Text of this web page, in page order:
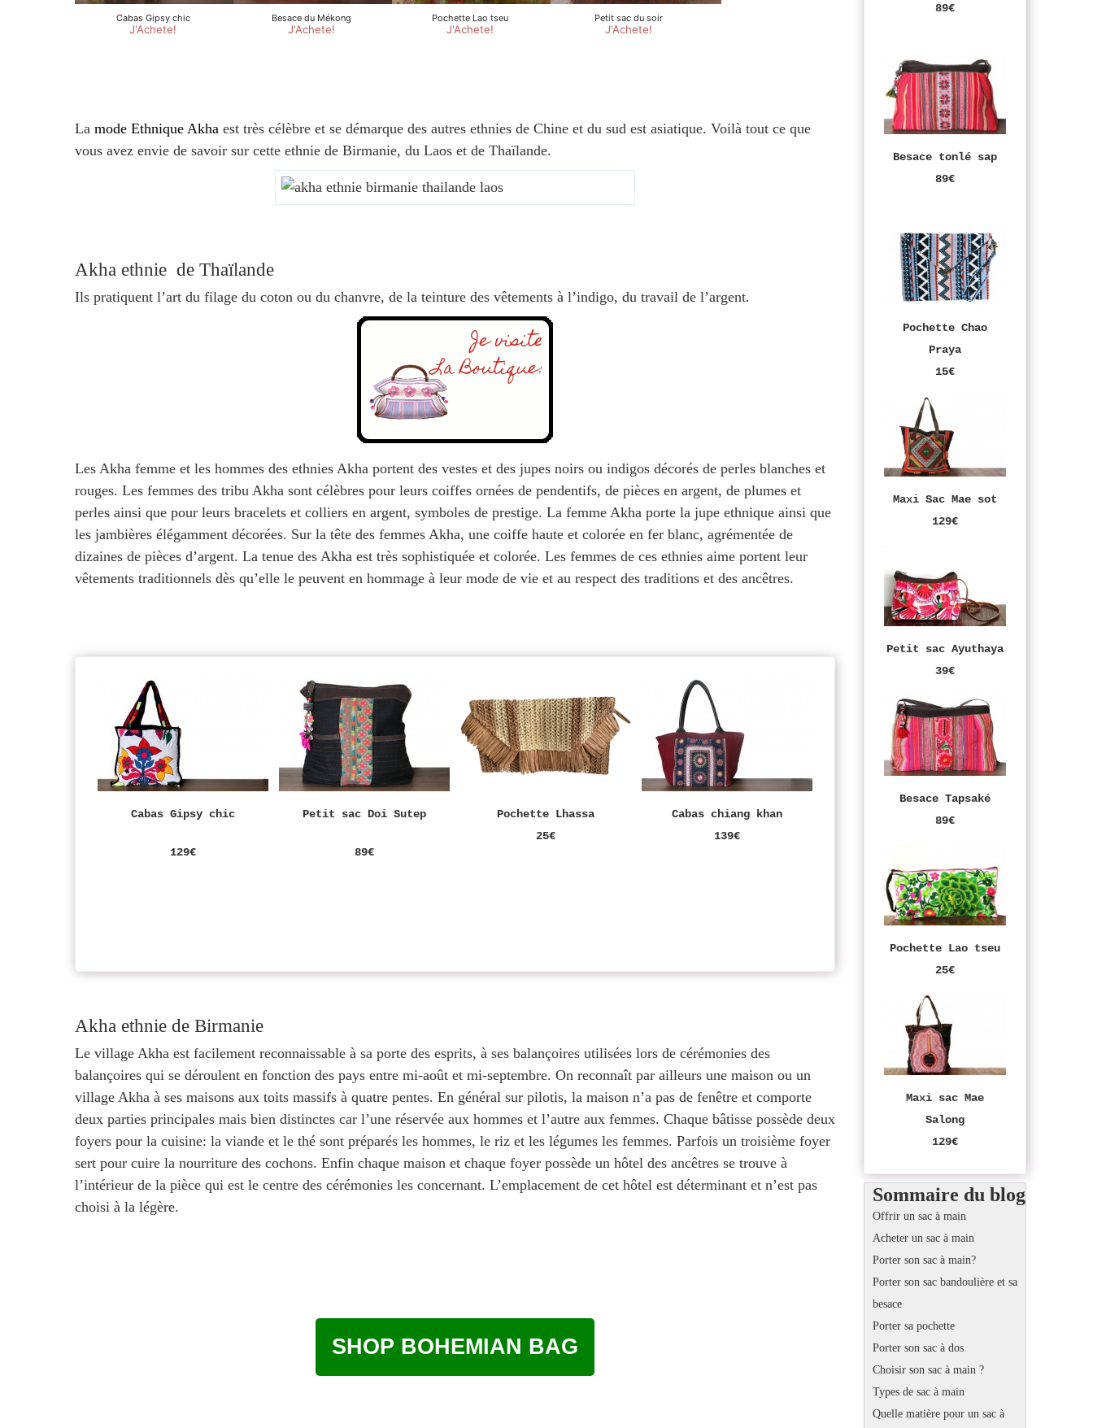
La mode Ethnique Akha est très célèbre et se démarque des autres ethnies de Chine et du sud est asiatique. Voilà tout ce que
vous avez envie de savoir sur cette ethnie de Birmanie, du Laos et de Thaïlande.
Akha ethnie de Thaïlande
Ils pratiquent l’art du filage du coton ou du chanvre, de la teinture des vêtements à l’indigo, du travail de l’argent.
Les Akha femme et les hommes des ethnies Akha portent des vestes et des jupes noirs ou indigos décorés de perles blanches et
rouges. Les femmes des tribu Akha sont célèbres pour leurs coiffes ornées de pendentifs, de pièces en argent, de plumes et
perles ainsi que pour leurs bracelets et colliers en argent, symboles de prestige. La femme Akha porte la jupe ethnique ainsi que
les jambières élégamment décorées. Sur la tête des femmes Akha, une coiffe haute et colorée en fer blanc, agrémentée de
dizaines de pièces d’argent. La tenue des Akha est très sophistiquée et colorée. Les femmes de ces ethnies aime portent leur
vêtements traditionnels dès qu’elle le peuvent en hommage à leur mode de vie et au respect des traditions et des ancêtres.
Cabas Gipsy chic
129€
Petit sac Doi Sutep
89€
Pochette Lhassa
25€
Cabas chiang khan
139€
Akha ethnie de Birmanie
Le village Akha est facilement reconnaissable à sa porte des esprits, à ses balançoires utilisées lors de cérémonies des
balançoires qui se déroulent en fonction des pays entre mi-août et mi-septembre. On reconnaît par ailleurs une maison ou un
village Akha à ses maisons aux toits massifs à quatre pentes. En général sur pilotis, la maison n’a pas de fenêtre et comporte
deux parties principales mais bien distinctes car l’une réservée aux hommes et l’autre aux femmes. Chaque bâtisse possède deux
foyers pour la cuisine: la viande et le thé sont préparés les hommes, le riz et les légumes les femmes. Parfois un troisième foyer
sert pour cuire la nourriture des cochons. Enfin chaque maison et chaque foyer possède un hôtel des ancêtres se trouve à
l’intérieur de la pièce qui est le centre des cérémonies les concernant. L’emplacement de cet hôtel est déterminant et n’est pas
choisi à la légère.
SHOP BOHEMIAN BAG
89€
Besace tonlé sap
89€
Pochette Chao
Praya
15€
Maxi Sac Mae sot
129€
Petit sac Ayuthaya
39€
Besace Tapsaké
89€
Pochette Lao tseu
25€
Maxi sac Mae
Salong
129€
Sommaire du blog
Offrir un sac à main
Acheter un sac à main
Porter son sac à main?
Porter son sac bandoulière et sa
besace
Porter sa pochette
Porter son sac à dos
Choisir son sac à main ?
Types de sac à main
Quelle matière pour un sac à